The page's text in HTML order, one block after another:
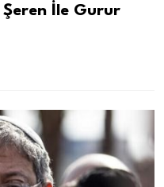
Şeren İle Gurur